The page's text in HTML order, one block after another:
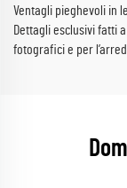
Ventagli pieghevoli in
Dettagli esclusivi fatti
fotografici e per